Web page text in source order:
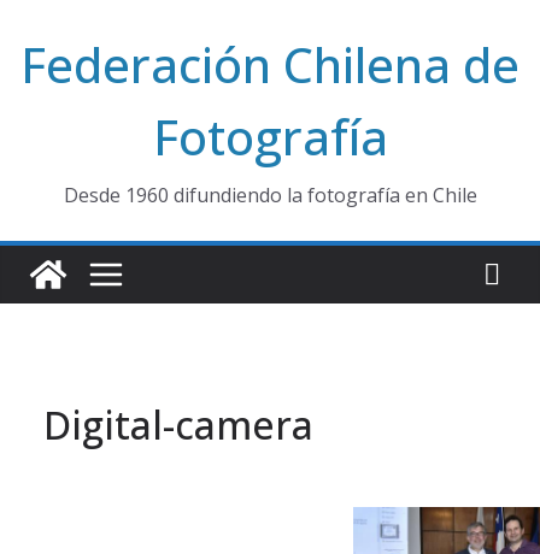
contenido
Federación Chilena de
Fotografía
Desde 1960 difundiendo la fotografía en Chile
Digital-camera